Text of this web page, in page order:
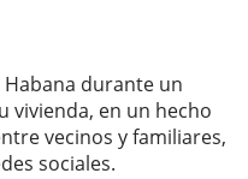
durante un
vivienda, en un hecho
vecinos y familiares,
sociales.